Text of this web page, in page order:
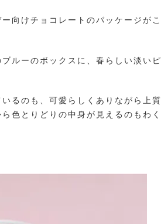
向けチョコレートのパッケージがこ
ルーのボックスに、春らしい淡いピ
るのも、可愛らしくありながら上質
色とりどりの中身が見えるのもわく